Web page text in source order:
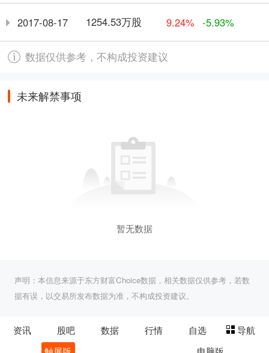
2017-08-17 1254.53万股 9.24% -5.93%
数据仅供参考，不构成投资建议
未来解禁事项
暂无数据
声明：本信息来源于东方财富Choice数据，相关数据仅供参考，若数
据有误，以交易所发布数据为准，不构成投资建议。
资讯 股吧 数据 行情 自选
导航